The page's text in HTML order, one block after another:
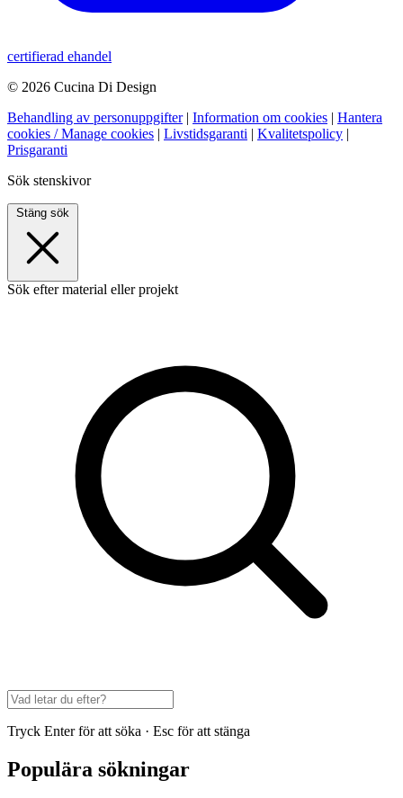
certifierad ehandel
© 2026 Cucina Di Design
Behandling av personuppgifter | Information om cookies | Hantera
cookies / Manage cookies | Livstidsgaranti | Kvalitetspolicy |
Prisgaranti
Sök stenskivor
Stäng sök
Sök efter material eller projekt
Tryck Enter för att söka · Esc för att stänga
Populära sökningar